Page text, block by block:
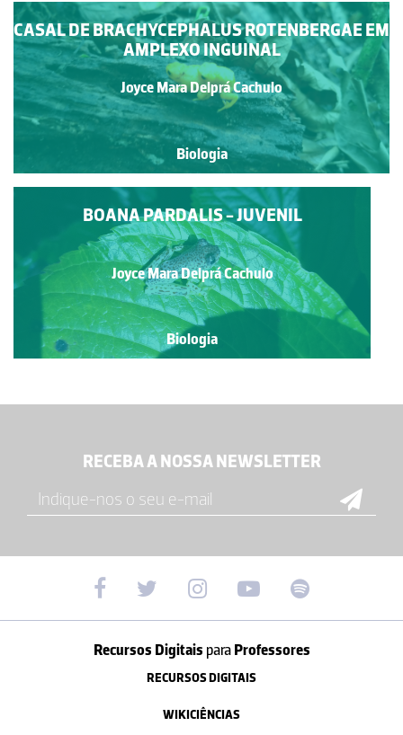
CASAL DE BRACHYCEPHALUS ROTENBERGAE EM
AMPLEXO INGUINAL
Joyce Mara Delprá Cachulo
Biologia
BOANA PARDALIS - JUVENIL
Joyce Mara Delprá Cachulo
Biologia
RECEBA A NOSSA NEWSLETTER
Recursos Digitais paraProfessores
RECURSOS DIGITAIS
WIKICIÊNCIAS